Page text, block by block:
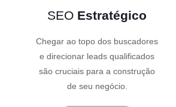
SEO Estratégico
Chegar ao topo dos buscadores
e direcionar leads qualificados
são cruciais para a construção
de seu negócio.